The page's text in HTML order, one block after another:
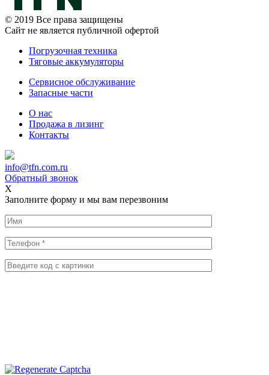
© 2019 Все права защищены
Сайт не является публичной офертой
Погрузочная техника
Тяговые аккумуляторы
Сервисное обслуживание
Запасные части
О нас
Продажа в лизинг
Контакты
info@tfn.com.ru
Обратный звонок
X
Заполните форму и мы вам перезвоним